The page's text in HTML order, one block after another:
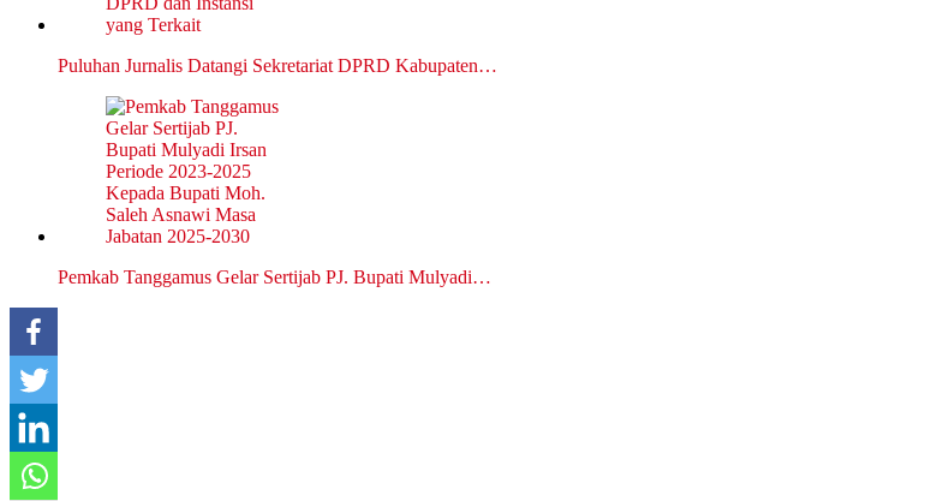
Puluhan Jurnalis Datangi Sekretariat DPRD Kabupaten…
Pemkab Tanggamus Gelar Sertijab PJ. Bupati Mulyadi…